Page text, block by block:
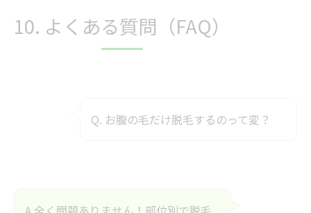
10. よくある質問（FAQ）
Q. お腹の毛だけ脱毛するのって変？